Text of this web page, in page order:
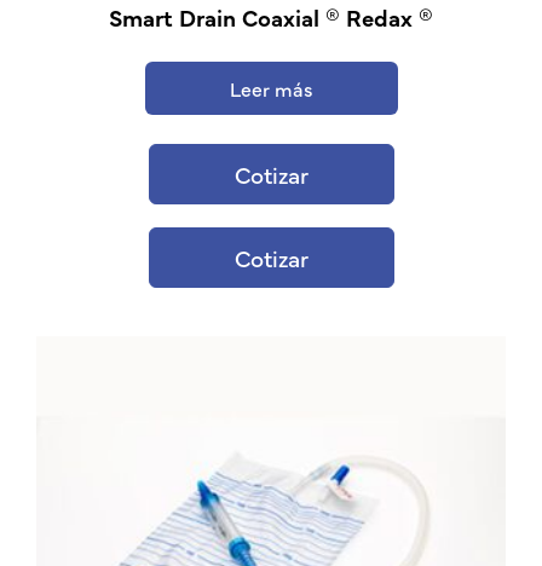
Smart Drain Coaxial ® Redax ®
Leer más
Cotizar
Cotizar